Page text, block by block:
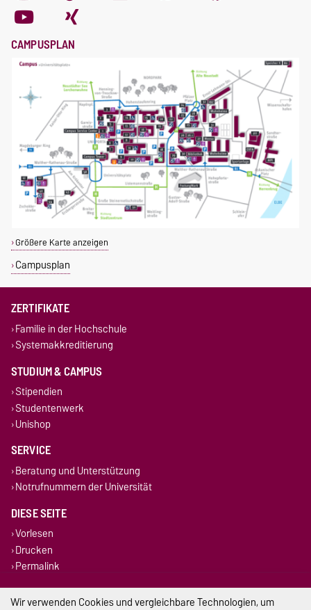
CAMPUSPLAN
Größere Karte anzeigen
Campusplan
ZERTIFIKATE
Familie in der Hochschule
Systemakkreditierung
STUDIUM & CAMPUS
Stipendien
Studentenwerk
Unishop
SERVICE
Beratung und Unterstützung
Notrufnummern der Universität
DIESE SEITE
Vorlesen
Drucken
Permalink
Impressum
Wir verwenden Cookies und vergleichbare Technologien, um